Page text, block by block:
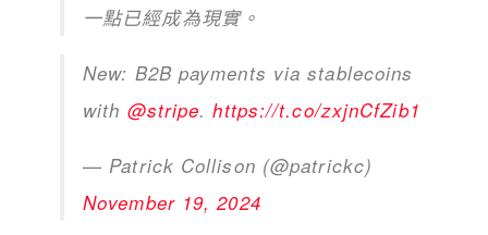
一點已經成為現實。
New: B2B payments via stablecoins
with @stripe.https://t.co/zxjnCfZib1
— Patrick Collison (@patrickc)
November 19, 2024